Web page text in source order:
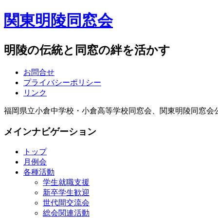
関東明陵同窓会
明陵の伝統と同窓の絆を活かす
お問合せ
プライバシーポリシー
リンク
福岡県立小倉中学校・小倉高等学校同窓会、関東明陵同窓会
メインナビゲーション
トップ
月例会
各種活動
学生就職支援
新卒学生歓迎
世代間交流会
総会関連活動